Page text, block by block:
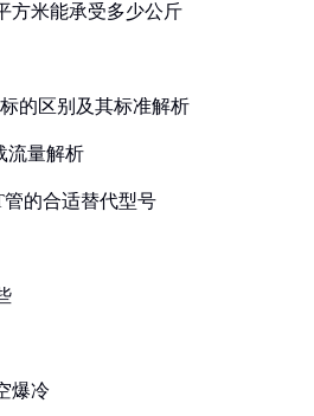
方米能承受多少公斤
的区别及其标准解析
流量解析
管的合适替代型号
爆冷